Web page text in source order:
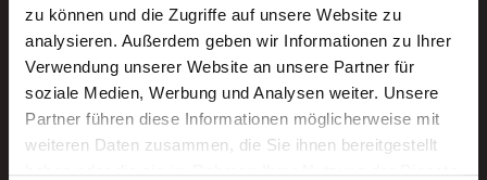
zu können und die Zugriffe auf unsere Website zu
analysieren. Außerdem geben wir Informationen zu Ihrer
Verwendung unserer Website an unsere Partner für
soziale Medien, Werbung und Analysen weiter. Unsere
Partner führen diese Informationen möglicherweise mit
weiteren Daten zusammen, die Sie ihnen bereitgestellt
Ein kostenloser Service von AWO
Jobs.
E-Mail-Adresse eintragen